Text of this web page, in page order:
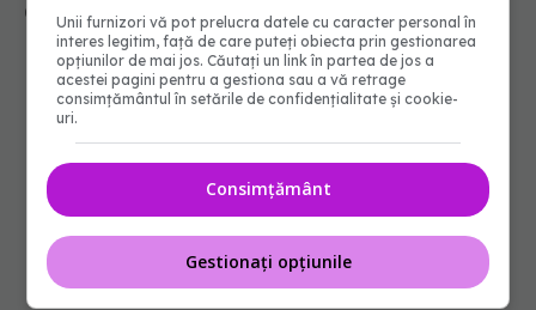
01 aug 2026, 14:48
Unii furnizori vă pot prelucra datele cu caracter personal în
interes legitim, față de care puteți obiecta prin gestionarea
opțiunilor de mai jos. Căutați un link în partea de jos a
acestei pagini pentru a gestiona sau a vă retrage
consimțământul în setările de confidențialitate și cookie-
uri.
Consimțământ
Gestionați opțiunile